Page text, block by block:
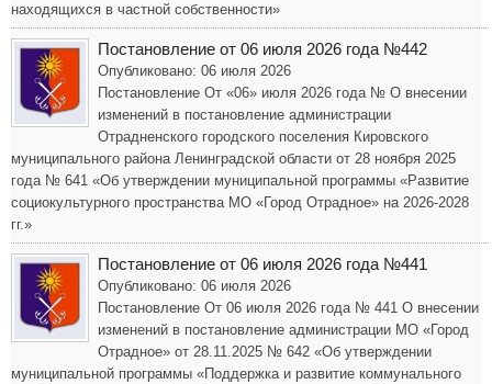
находящихся в частной собственности»
Постановление от 06 июля 2026 года №442
Опубликовано: 06 июля 2026
Постановление От «06» июля 2026 года № О внесении
изменений в постановление администрации
Отрадненского городского поселения Кировского
муниципального района Ленинградской области от 28 ноября 2025
года № 641 «Об утверждении муниципальной программы «Развитие
социокультурного пространства МО «Город Отрадное» на 2026-2028
гг.»
Постановление от 06 июля 2026 года №441
Опубликовано: 06 июля 2026
Постановление От 06 июля 2026 года № 441 О внесении
изменений в постановление администрации МО «Город
Отрадное» от 28.11.2025 № 642 «Об утверждении
муниципальной программы «Поддержка и развитие коммунального